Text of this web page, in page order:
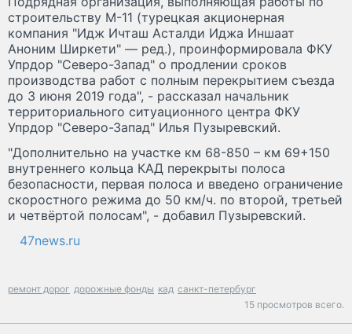
строительству М-11 (турецкая акционерная
компания "Идж Ичташ Асталди Иджа Иншаат
Аноним Ширкети" — ред.), проинформировала ФКУ
Упрдор "Северо-Запад" о продлении сроков
производства работ с полным перекрытием съезда
до 3 июня 2019 года", - рассказал начальник
территориального ситуационного центра ФКУ
Упрдор "Северо-Запад" Илья Пузыревский.
"Дополнительно на участке км 68-850 – км 69+150
внутреннего кольца КАД перекрыты полоса
безопасности, первая полоса и введено ограничение
скоростного режима до 50 км/ч. по второй, третьей
и четвёртой полосам", - добавил Пузыревский.
47news.ru
ремонт дорог дорожные фонды кад санкт-петербург
15 просмотров всего.